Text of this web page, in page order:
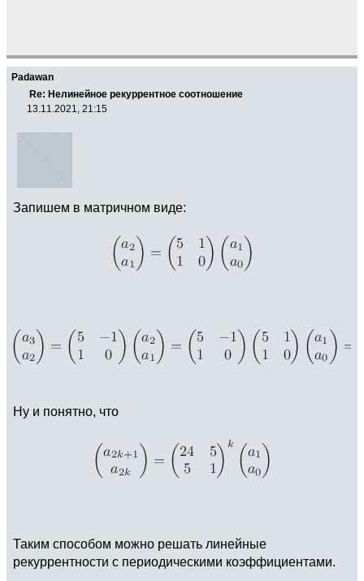
Padawan
Re: Нелинейное рекуррентное соотношение
13.11.2021, 21:15
Запишем в матричном виде:
Ну и понятно, что
Таким способом можно решать линейные
рекуррентности с периодическими коэффициентами.